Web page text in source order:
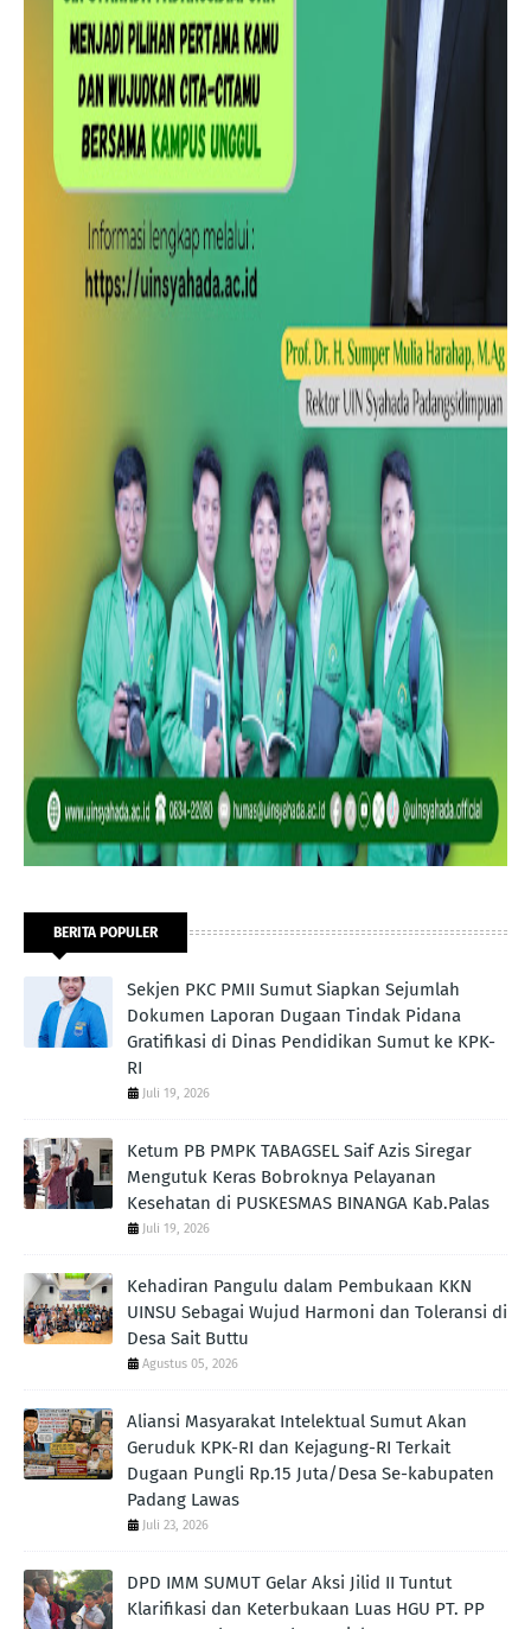
BERITA POPULER
Sekjen PKC PMII Sumut Siapkan Sejumlah
Dokumen Laporan Dugaan Tindak Pidana
Gratifikasi di Dinas Pendidikan Sumut ke KPK-
RI
Juli 19, 2026
Ketum PB PMPK TABAGSEL Saif Azis Siregar
Mengutuk Keras Bobroknya Pelayanan
Kesehatan di PUSKESMAS BINANGA Kab.Palas
Juli 19, 2026
Kehadiran Pangulu dalam Pembukaan KKN
UINSU Sebagai Wujud Harmoni dan Toleransi di
Desa Sait Buttu
Agustus 05, 2026
Aliansi Masyarakat Intelektual Sumut Akan
Geruduk KPK-RI dan Kejagung-RI Terkait
Dugaan Pungli Rp.15 Juta/Desa Se-kabupaten
Padang Lawas
Juli 23, 2026
DPD IMM SUMUT Gelar Aksi Jilid II Tuntut
Klarifikasi dan Keterbukaan Luas HGU PT. PP